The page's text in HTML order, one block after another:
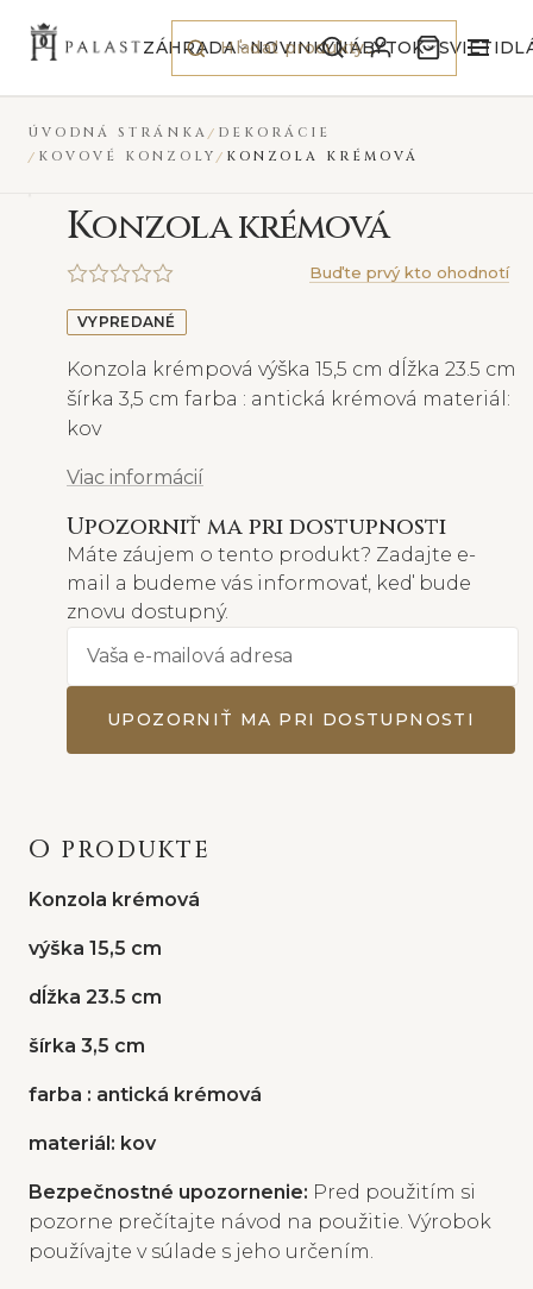
Preskočiť na obsah
ZÁHRADA NOVINKYNÁBYTOK
ÚVODNÁ STRÁNKA
DEKORÁCIE
KOVOVÉ KONZOLY
KONZOLA KRÉMOVÁ
Konzola krémová
Buďte prvý kto ohodnotí
VYPREDANÉ
Konzola krémpová výška 15,5 cm dĺžka 23.5 cm
šírka 3,5 cm farba : antická krémová materiál:
kov
Viac informácií
Upozorniť ma pri dostupnosti
Máte záujem o tento produkt? Zadajte e-
mail a budeme vás informovať, keď bude
znovu dostupný.
UPOZORNIŤ MA PRI DOSTUPNOSTI
O PRODUKTE
Konzola krémová
výška 15,5 cm
dĺžka 23.5 cm
šírka 3,5 cm
farba : antická krémová
materiál: kov
Bezpečnostné upozornenie: Pred použitím si
pozorne prečítajte návod na použitie. Výrobok
používajte v súlade s jeho určením.
VYPREDANÉ